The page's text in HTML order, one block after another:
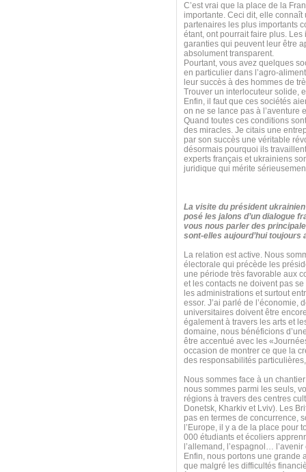
C’est vrai que la place de la
importante. Ceci dit, elle
partenaires les plus importants
étant, ont pourrait faire plus.
garanties qui peuvent leur être
absolument transparent.
Pourtant, vous avez quelques
en particulier dans l’agro-
leur succès à des hommes de
Trouver un interlocuteur solide,
Enfin, il faut que ces sociétés
on ne se lance pas à l’aventure
Quand toutes ces conditions
des miracles. Je citais une
par son succès une véritable
désormais pourquoi ils
experts français et ukrainiens
juridique qui mérite
La visite du président
posé les jalons d’un dialogue
vous nous parler des
sont-elles aujourd’hui toujours
La relation est active. Nous
électorale qui précède les
une période très favorable aux
et les contacts ne doivent pas
les administrations et surtout
essor. J’ai parlé de l’économie,
universitaires doivent être
également à travers les arts et
domaine, nous bénéficions
être accentué avec les
occasion de montrer ce que la
des responsabilités
Nous sommes face à un
nous sommes parmi les seuls,
régions à travers des centres
Donetsk, Kharkiv et Lviv). Les
pas en termes de concurrence,
l’Europe, il y a de la place pour
000 étudiants et écoliers
l’allemand, l’espagnol…
Enfin, nous portons une grande
que malgré les difficultés